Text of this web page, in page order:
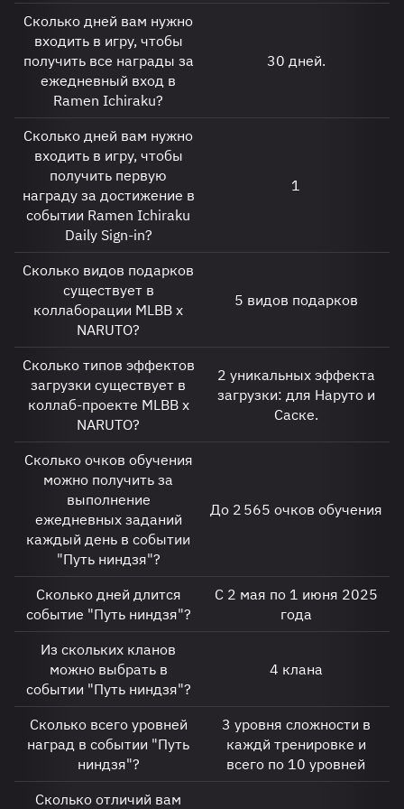
Сколько дней вам нужно
входить в игру, чтобы
получить все награды за
ежедневный вход в
Ramen Ichiraku?
30 дней.
Сколько дней вам нужно
входить в игру, чтобы
получить первую
награду за достижение в
событии Ramen Ichiraku
Daily Sign-in?
1
Сколько видов подарков
существует в
коллаборации MLBB x
NARUTO?
5 видов подарков
Сколько типов эффектов
загрузки существует в
коллаб-проекте MLBB x
NARUTO?
2 уникальных эффекта
загрузки: для Наруто и
Саске.
Сколько очков обучения
можно получить за
выполнение
ежедневных заданий
каждый день в событии
"Путь ниндзя"?
До 2 565 очков обучения
Сколько дней длится
событие "Путь ниндзя"?
С 2 мая по 1 июня 2025
года
Из скольких кланов
можно выбрать в
событии "Путь ниндзя"?
4 клана
Сколько всего уровней
наград в событии "Путь
ниндзя"?
3 уровня сложности в
каждй тренировке и
всего по 10 уровней
Сколько отличий вам